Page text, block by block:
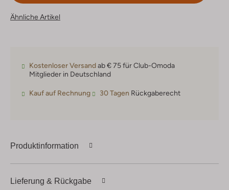
Ähnliche Artikel
Kostenloser Versandab € 75 für Club-Omoda
Mitglieder in Deutschland
Kauf auf Rechnung 30 Tagen Rückgaberecht
Produktinformation
Lieferung & Rückgabe